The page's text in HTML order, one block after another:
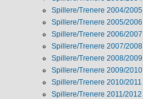
Spillere/Trenere 2004/2005
Spillere/Trenere 2005/2006
Spillere/Trenere 2006/2007
Spillere/Trenere 2007/2008
Spillere/Trenere 2008/2009
Spillere/Trenere 2009/2010
Spillere/Trenere 2010/2011
Spillere/Trenere 2011/2012